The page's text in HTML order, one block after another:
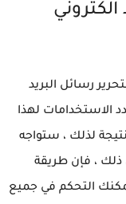
رسائل البريد
الاستخدامات لهذا
لذلك ، ستواجه
ذلك ، فإن طريقة
التحكم في جميع